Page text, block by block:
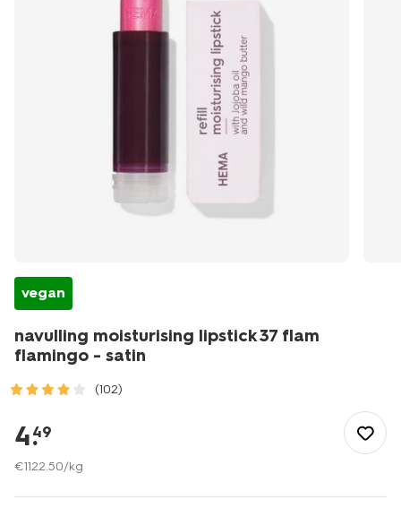
vegan
navulling moisturising lipstick 37 flam
flamingo - satin
(102)
gezond/make-
up/lip/lippenstift/navulling/navulling-
moisturising-
37-
4.
49
€1122.50/kg